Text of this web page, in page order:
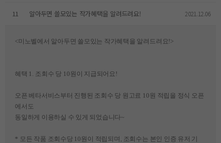
11 알아두면 쓸모있는 작가혜택을 알려드려요! 2021.12.06
​<미노벨에서 알아두면 쓸모있는 작가혜택을 알려드려요!>
혜택 1. 조회수 당 10원이 지급되어요 !
오픈 베타서비스부터 진행된 조회수 당 원고료 10원 적립을 정식 오픈
에서도
동일하게 이용하실 수 있게 되었습니다~
* 모든 작품 조회수당 10원이 적립되며 , 조회수는 본인 인증 유저 기